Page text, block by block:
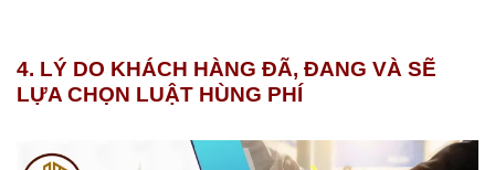
4. LÝ DO KHÁCH HÀNG ĐÃ, ĐANG VÀ SẼ
LỰA CHỌN LUẬT HÙNG PHÍ